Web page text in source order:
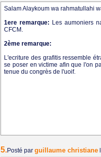
Salam Alaykoum wa rahmatullahi
1ere remarque: Les aumoniers
CFCM.
2ème remarque:
L'ecriture des grafitis ressemble
se poser en victime afin que l'on
tenue du congrès de l'uoif.
5.Posté par guillaume christiane